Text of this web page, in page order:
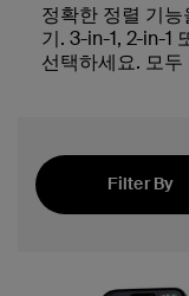
정확한 정렬 기
기. 3-in-1, 2-in-1
선택하세요. 모
Filter By